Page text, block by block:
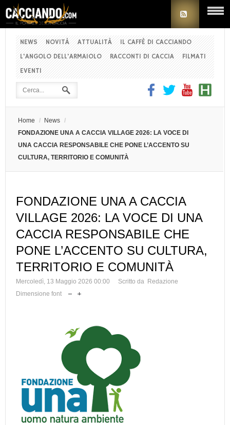
NEWS NOVITÀ ATTUALITÀ
IL CAFFÈ DI CACCIANDO
L'ANGOLO DELL'ARMAIOLO
RACCONTI DI CACCIA
FILMATI
EVENTI
Home / News /
FONDAZIONE UNA A CACCIA VILLAGE 2026: LA VOCE DI
UNA CACCIA RESPONSABILE CHE PONE L’ACCENTO SU
CULTURA, TERRITORIO E COMUNITÀ
FONDAZIONE UNA A CACCIA
VILLAGE 2026: LA VOCE DI UNA
CACCIA RESPONSABILE CHE
PONE L’ACCENTO SU CULTURA,
TERRITORIO E COMUNITÀ
Mercoledì, 13 Maggio 2026 00:00
Scritto da Redazione
Dimensione font